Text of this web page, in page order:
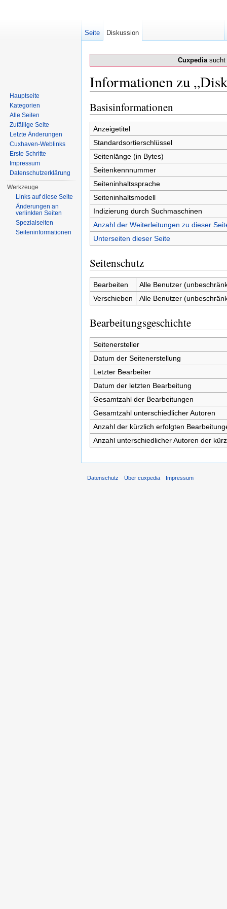
Cuxpediasucht
Informationen zu
Basisinformationen
Anzeigetitel
Standardsortierschlüssel
Seitenlänge (in Bytes)
Seitenkennnummer
Seiteninhaltssprache
Seiteninhaltsmodell
Indizierung durch Suchmaschinen
Anzahl der Weiterleitungen zu dieser
Unterseiten dieser Seite
Seitenschutz
Bearbeiten
Alle Benutzer
Verschieben
Alle Benutzer
Bearbeitungsgeschichte
Seitenersteller
Datum der Seitenerstellung
Letzter Bearbeiter
Datum der letzten Bearbeitung
Gesamtzahl der Bearbeitungen
Gesamtzahl unterschiedlicher Autoren
Anzahl der kürzlich erfolgten
Anzahl unterschiedlicher Autoren der
Seite Diskussion
Hauptseite
Kategorien
Alle Seiten
Zufällige Seite
Letzte Änderungen
Cuxhaven-Weblinks
Erste Schritte
Impressum
Datenschutzerklärung
Werkzeuge
Links auf diese Seite
Änderungen an
verlinkten Seiten
Spezialseiten
Seiten­informationen
Datenschutz Über cuxpedia Impressum